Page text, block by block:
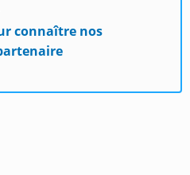
connaître nos